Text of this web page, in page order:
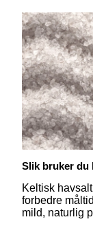
Slik bruker du
Keltisk
forbedre
mild, naturlig